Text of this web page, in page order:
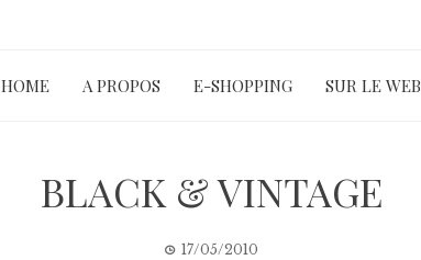
HOME A PROPOS E-SHOPPING SUR LE WEB
BLACK & VINTAGE
17/05/2010